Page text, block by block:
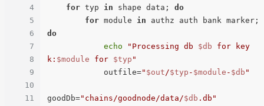
4
5
6
7
8
9
10
11
for typ in shape data; do
for module in
do
echo
"Processing db $db for key
k: $module for $typ "
            outfile=
" $out/$typ - $module - $db "
goodDb="chains/goodnode/data/$db .db"